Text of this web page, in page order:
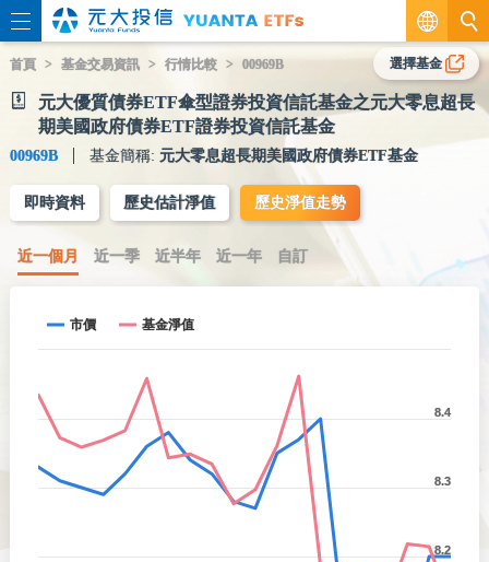
繁
EN
首頁 基金交易資訊 行情比較 00969B
元大優質債券ETF傘型證券投資信託基金之元大零息超長
期美國政府債券ETF證券投資信託基金
00969B 基金簡稱: 元大零息超長期美國政府債券ETF基金
選擇基金
即時資料 歷史估計淨值 歷史淨值走勢
近一個月 近一季 近半年 近一年 自訂
市價 基金淨值
8.2
8.3
8.4